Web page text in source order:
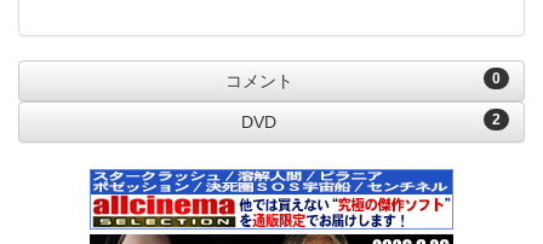
0
コメント
2
DVD